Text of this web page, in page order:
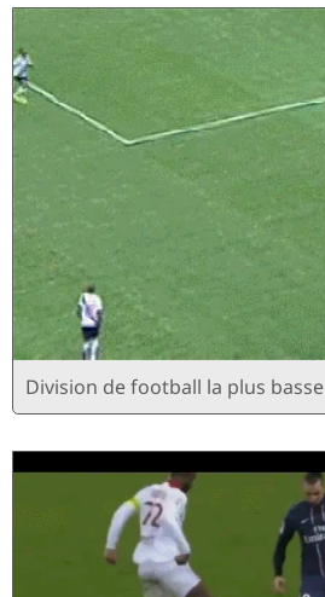
Division de football la plus basse